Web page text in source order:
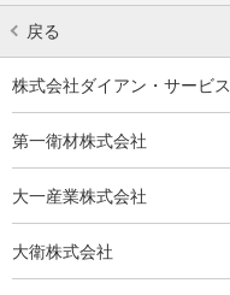
戻る
株式会社ダイアン・サービス
第一衛材株式会社
大一産業株式会社
大衛株式会社